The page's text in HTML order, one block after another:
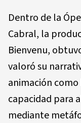
Dentro de la
Cabral, la
Bienvenu,
valoró su
animación
capacidad para
mediante